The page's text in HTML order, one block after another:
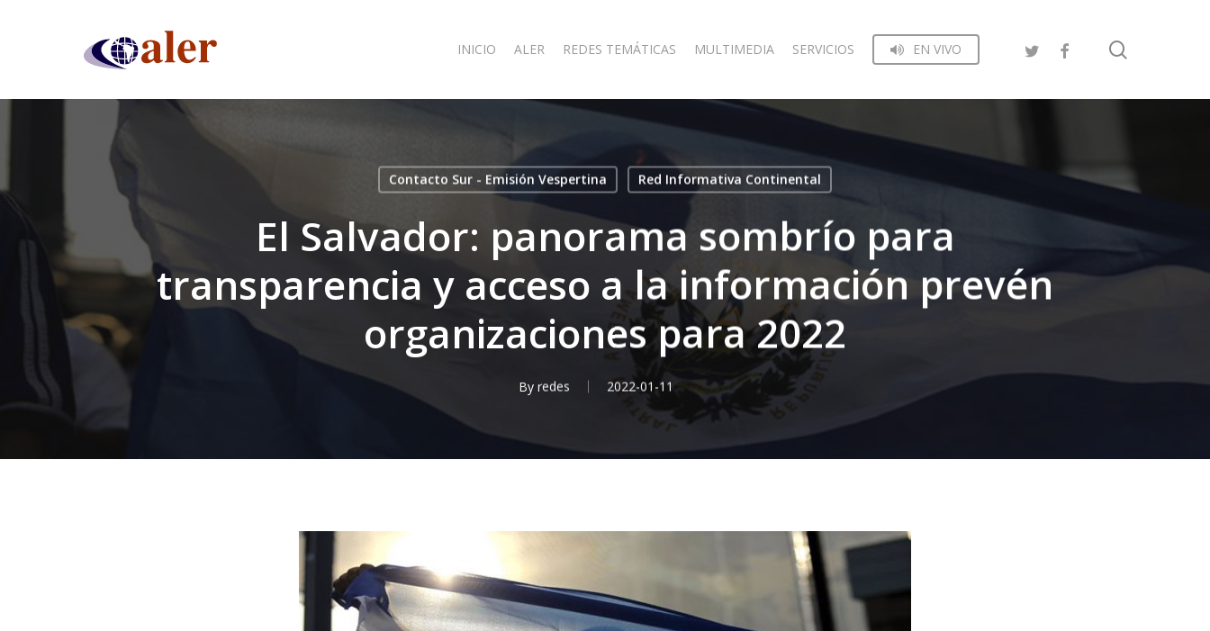
INICIO ALER REDES TEMÁTICAS MULTIMEDIA SERVICIOS EN VIVO
Contacto Sur - Emisión Vespertina Red Informativa Continental
El Salvador: panorama sombrío para
transparencia y acceso a la información prevén
organizaciones para 2022
By redes 2022-01-11